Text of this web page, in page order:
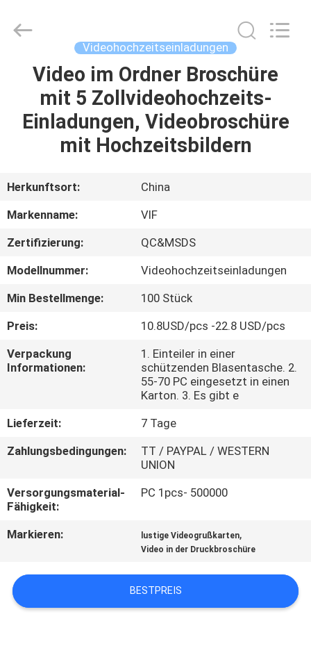
HAUS
PRODUKTE
UNS
AUSFLUG
QUALITÄTSKONTROLLE
TRETEN
SIE
UNS
VERBINDUNG
FORDERN
SIE EIN
SITEMAP
Ltd..
Videohochzeitseinladungen
Video im Ordner Broschüre
mit 5 Zollvideohochzeits-
Einladungen, Videobroschüre
mit Hochzeitsbildern
Herkunftsort:
China
Markenname:
VIF
Zertifizierung:
QC&MSDS
Modellnummer:
Videohochzeitseinladungen
Min Bestellmenge:
100 Stück
Preis:
10.8USD/pcs -22.8 USD/pcs
Verpackung
Informationen:
1. Einteiler in einer
schützenden Blasentasche. 2.
55-70 PC eingesetzt in einen
Karton. 3. Es gibt e
Lieferzeit:
7 Tage
Zahlungsbedingungen:
TT / PAYPAL / WESTERN
UNION
Versorgungsmaterial-
Fähigkeit:
PC 1pcs- 500000
Markieren: lustige Videogrußkarten,
Video in der Druckbroschüre
BESTPREIS